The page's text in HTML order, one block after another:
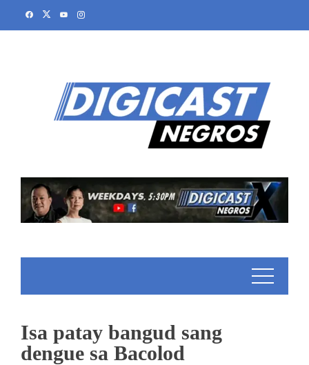
Isa patay bangud sang
dengue sa Bacolod